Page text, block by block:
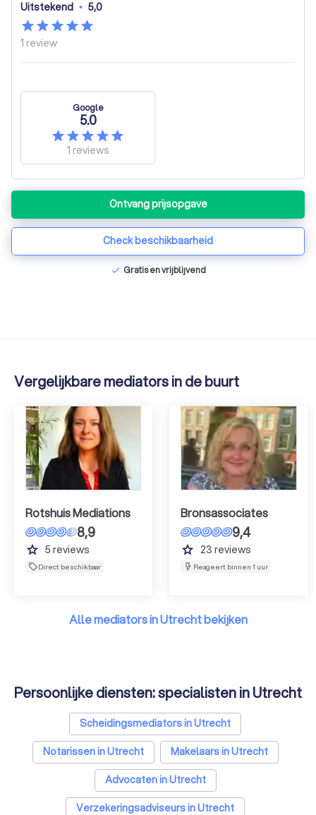
Uitstekend • 5,0
1 review
Google
5.0
1 reviews
Ontvang prijsopgave
Check beschikbaarheid
check Gratis en vrijblijvend
Vergelijkbare mediators in de buurt
Rotshuis Mediations
8,9
grade 5 reviews
Direct beschikbaar
Bronsassociates
9,4
grade 23 reviews
Reageert binnen 1 uur
Alle mediators in Utrecht bekijken
Persoonlijke diensten: specialisten in Utrecht
Scheidingsmediators in Utrecht
Notarissen in Utrecht
Makelaars in Utrecht
Advocaten in Utrecht
Verzekeringsadviseurs in Utrecht